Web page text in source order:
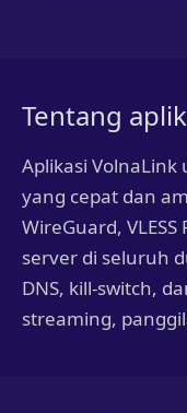
Tentang
Aplikasi VolnaLink
yang cepat dan
WireGuard,
server di seluruh
DNS, kill-switch,
streaming,